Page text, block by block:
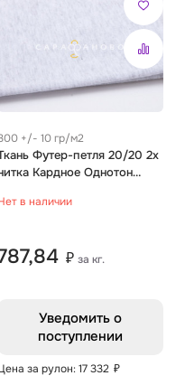
+/- 10 гр/м2
Футер-петля 20/20 2х
Кардное Однотон
в наличии
₽ за кг.
Уведомить о
поступлении
за рулон: 17 332 ₽